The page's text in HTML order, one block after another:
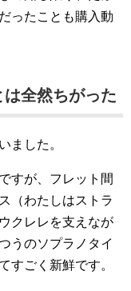
ったことも購入動
全然ちがった
ました。
すが、フレット間
（わたしはストラ
クレレを支えなが
うのソプラノタイ
すごく新鮮です。